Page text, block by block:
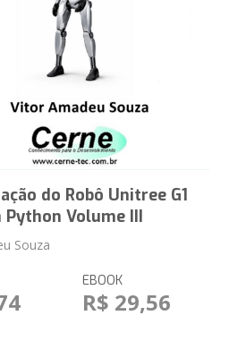
do Robô Unitree G1
Python Volume III
Souza
EBOOK
R$ 29,56